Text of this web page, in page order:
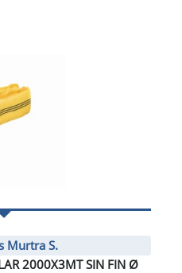
Murtra S.
2000X3MT SIN FIN Ø